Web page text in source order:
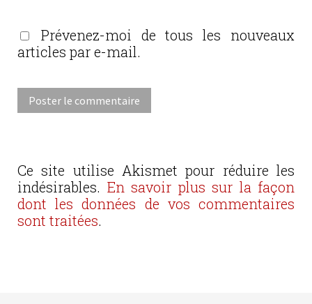
Prévenez-moi de tous les nouveaux
articles par e-mail.
Ce site utilise Akismet pour réduire les
indésirables. En savoir plus sur la façon
dont les données de vos commentaires
sont traitées.